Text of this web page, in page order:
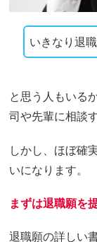
いきなり退
と思う人もいる
司や先輩に相談
しかし、ほぼ確
いになります。
まずは退職願を
退職願の詳しい